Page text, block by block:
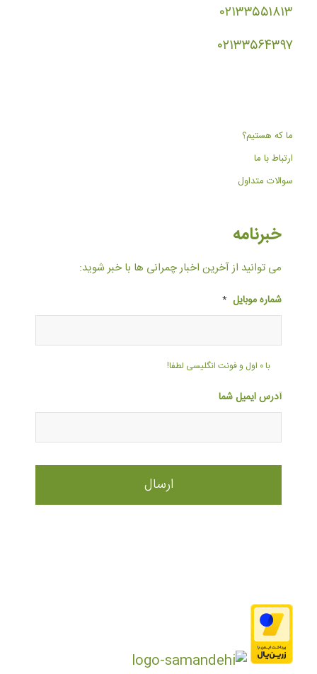
۰۲۱۳۳۵۵۱۸۱۳
۰۲۱۳۳۵۶۴۳۹۷
ما که هستیم؟
ارتباط با ما
سوالات متداول
خبرنامه
می توانید از آخرین اخبار چمرانی ها با خبر شوید:
شماره موبایل *
با ۰ اول و فونت انگلیسی لطفا!
آدرس ایمیل شما